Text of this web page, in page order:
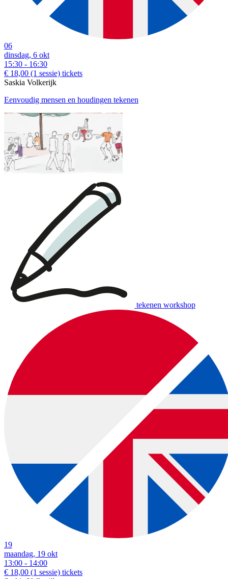
06
dinsdag, 6 okt
15:30 - 16:30
€ 18,00 (1 sessie) tickets
Saskia Volkerijk
Eenvoudig mensen en houdingen tekenen
tekenen workshop
19
maandag, 19 okt
13:00 - 14:00
€ 18,00 (1 sessie) tickets